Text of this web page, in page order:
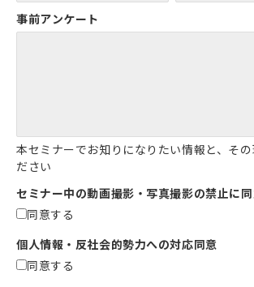
事前アンケート
本セミナーでお知りになりたい情報と、そ
ださい
セミナー中の動画撮影・写真撮影の禁止に
同意する
個人情報・反社会的勢力への対応同意
同意する